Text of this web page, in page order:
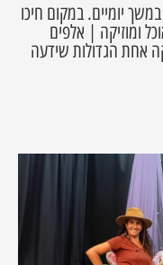
יומיים. במקום חיכו
ומוזיקה | אלפים
אחת הגדולות שידעה